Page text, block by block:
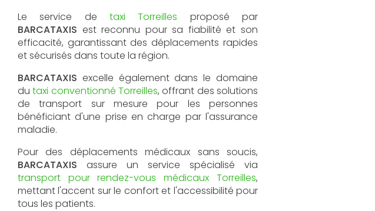
Le service de taxi Torreilles proposé par
BARCATAXIS est reconnu pour sa fiabilité et son
efficacité, garantissant des déplacements rapides
et sécurisés dans toute la région.
BARCATAXIS excelle également dans le domaine
dutaxi conventionné Torreilles, offrant des solutions
de transport sur mesure pour les personnes
bénéficiant d'une prise en charge par l'assurance
maladie.
Pour des déplacements médicaux sans soucis,
BARCATAXIS assure un service spécialisé via
transport pour rendez-vous médicaux Torreilles,
mettant l'accent sur le confort et l'accessibilité pour
tous les patients.